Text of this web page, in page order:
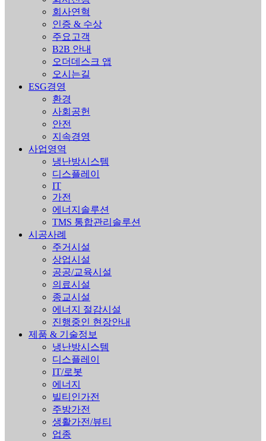
회사연혁
인증 & 수상
주요고객
B2B 안내
오더데스크 앱
오시는길
ESG경영
환경
사회공헌
안전
지속경영
사업영역
냉난방시스템
디스플레이
IT
가전
에너지솔루션
TMS 통합관리솔루션
시공사례
주거시설
상업시설
공공/교육시설
의료시설
종교시설
에너지 절감시설
진행중인 현장안내
제품 & 기술정보
냉난방시스템
디스플레이
IT/로봇
에너지
빌티인가전
주방가전
생활가전/뷰티
업종